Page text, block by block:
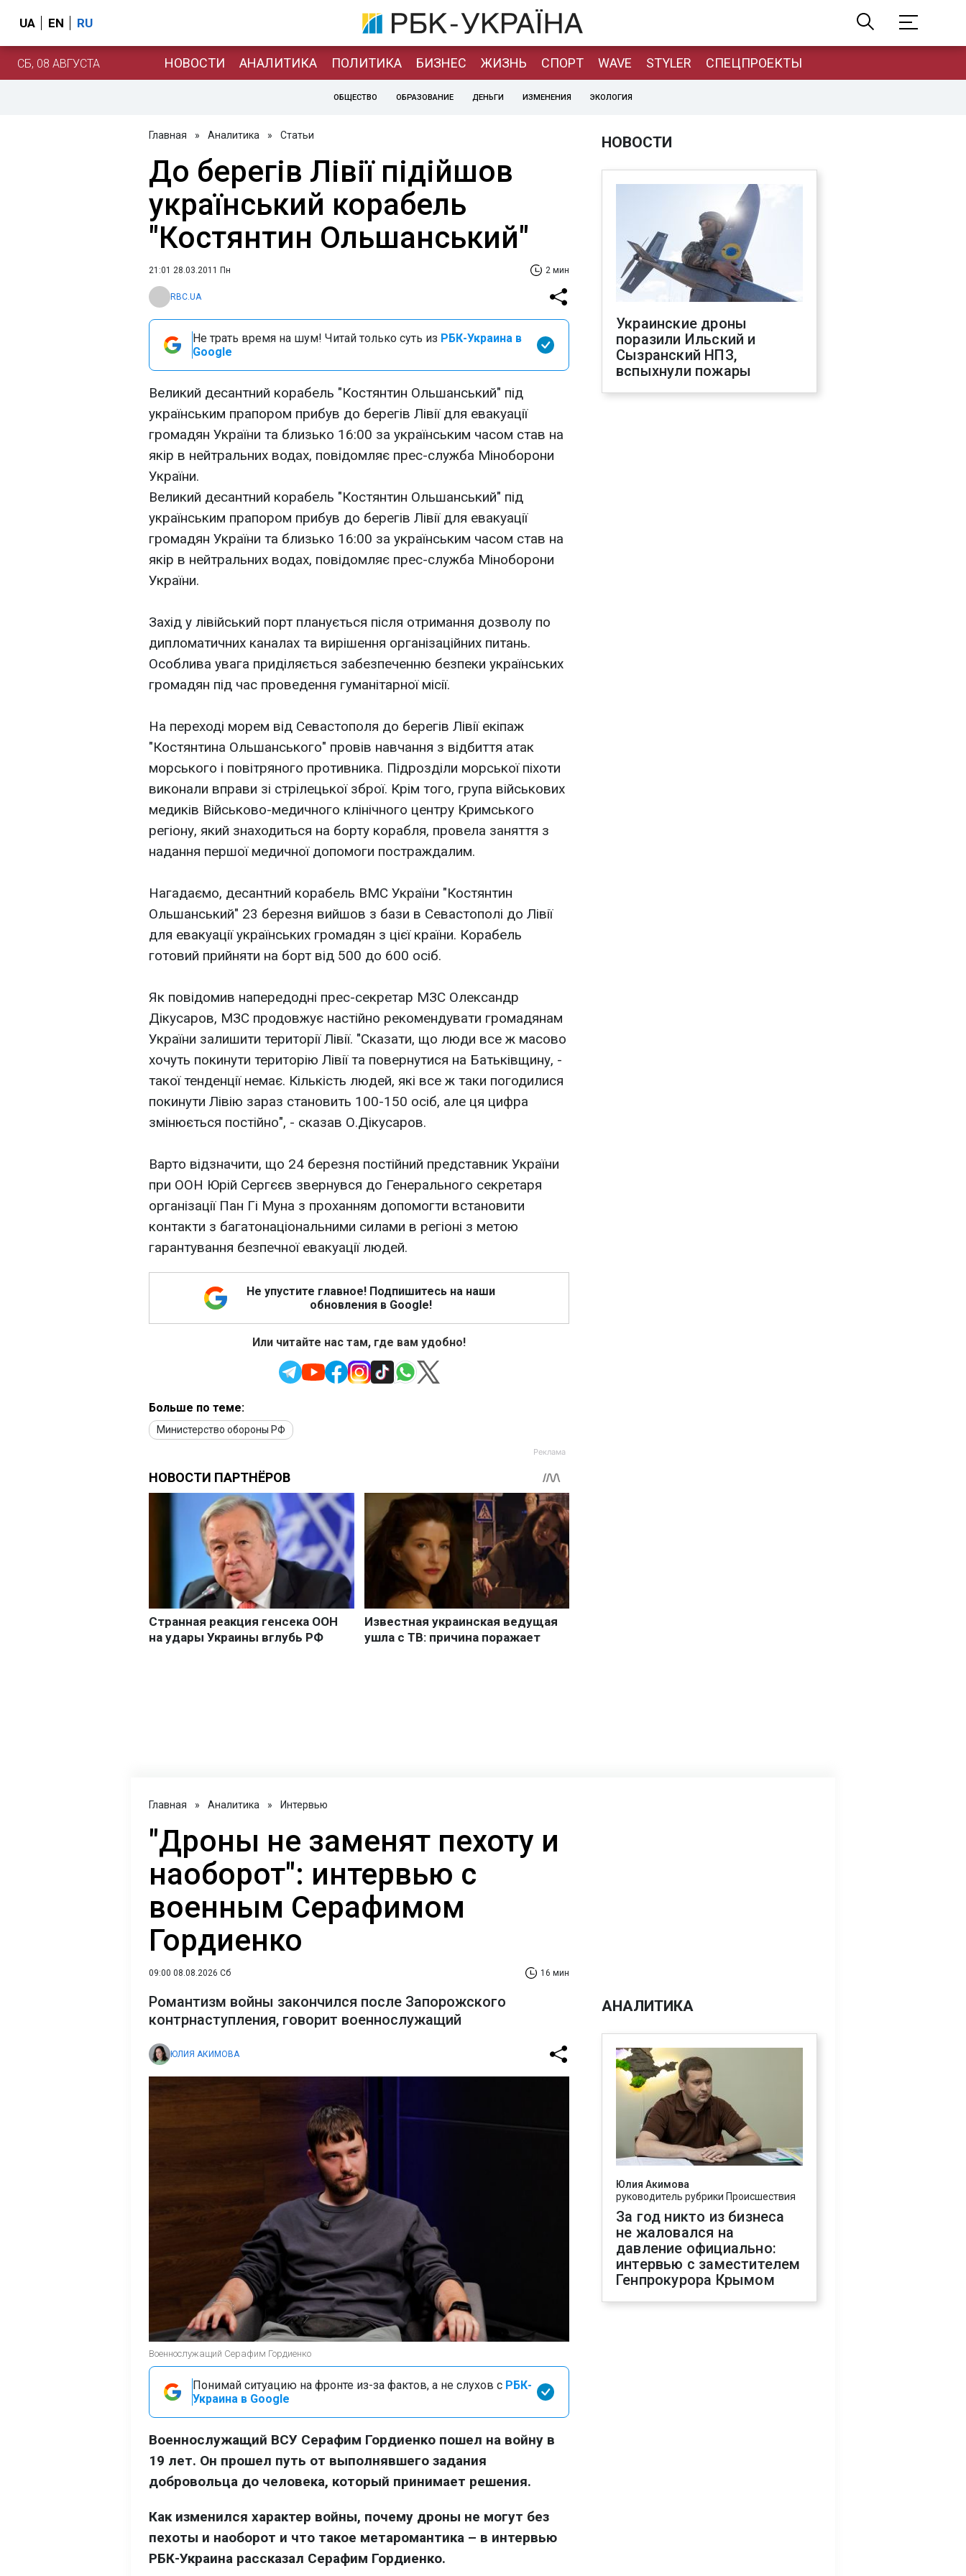
UA EN RU
СБ, 08 АВГУСТА НОВОСТИ АНАЛИТИКА ПОЛИТИКА БИЗНЕС ЖИЗНЬ СПОРТ WAVE STYLER СПЕЦПРОЕКТЫ
ОБЩЕСТВО ОБРАЗОВАНИЕ ДЕНЬГИ ИЗМЕНЕНИЯ ЭКОЛОГИЯ
Главная » Аналитика » Статьи
До берегів Лівії підійшов
український корабель
"Костянтин Ольшанський"
21:01 28.03.2011 Пн 2 мин
RBC.UA
Не трать время на шум! Читай только суть из РБК-Украина в
Google
Великий десантний корабель "Костянтин Ольшанський" під
українським прапором прибув до берегів Лівії для евакуації
громадян України та близько 16:00 за українським часом став на
якір в нейтральних водах, повідомляє прес-служба Міноборони
України.
Великий десантний корабель "Костянтин Ольшанський" під
українським прапором прибув до берегів Лівії для евакуації
громадян України та близько 16:00 за українським часом став на
якір в нейтральних водах, повідомляє прес-служба Міноборони
України.
Захід у лівійський порт планується після отримання дозволу по
дипломатичних каналах та вирішення організаційних питань.
Особлива увага приділяється забезпеченню безпеки українських
громадян під час проведення гуманітарної місії.
На переході морем від Севастополя до берегів Лівії екіпаж
"Костянтина Ольшанського" провів навчання з відбиття атак
морського і повітряного противника. Підрозділи морської піхоти
виконали вправи зі стрілецької зброї. Крім того, група військових
медиків Військово-медичного клінічного центру Кримського
регіону, який знаходиться на борту корабля, провела заняття з
надання першої медичної допомоги постраждалим.
Нагадаємо, десантний корабель ВМС України "Костянтин
Ольшанський" 23 березня вийшов з бази в Севастополі до Лівії
для евакуації українських громадян з цієї країни. Корабель
готовий прийняти на борт від 500 до 600 осіб.
Як повідомив напередодні прес-секретар МЗС Олександр
Дікусаров, МЗС продовжує настійно рекомендувати громадянам
України залишити території Лівії. "Сказати, що люди все ж масово
хочуть покинути територію Лівії та повернутися на Батьківщину, -
такої тенденції немає. Кількість людей, які все ж таки погодилися
покинути Лівію зараз становить 100-150 осіб, але ця цифра
змінюється постійно", - сказав О.Дікусаров.
Варто відзначити, що 24 березня постійний представник України
при ООН Юрій Сергєєв звернувся до Генерального секретаря
організації Пан Гі Муна з проханням допомогти встановити
контакти з багатонаціональними силами в регіоні з метою
гарантування безпечної евакуації людей.
Не упустите главное! Подпишитесь на наши
обновления в Google!
Или читайте нас там, где вам удобно!
Больше по теме:
Министерство обороны РФ
НОВОСТИ
Украинские дроны
поразили Ильский и
Сызранский НПЗ,
вспыхнули пожары
Главная » Аналитика » Интервью
"Дроны не заменят пехоту и
наоборот": интервью с
военным Серафимом
Гордиенко
09:00 08.08.2026 Сб 16 мин
Романтизм войны закончился после Запорожского
контрнаступления, говорит военнослужащий
ЮЛИЯ АКИМОВА
Военнослужащий Серафим Гордиенко
Понимай ситуацию на фронте из-за фактов, а не слухов с РБК-
Украина в Google
Военнослужащий ВСУ Серафим Гордиенко пошел на войну в
19 лет. Он прошел путь от выполнявшего задания
добровольца до человека, который принимает решения.
Как изменился характер войны, почему дроны не могут без
пехоты и наоборот и что такое метаромантика – в интервью
РБК-Украина рассказал Серафим Гордиенко.
АНАЛИТИКА
Юлия Акимова
руководитель рубрики Происшествия
За год никто из бизнеса
не жаловался на
давление официально:
интервью с заместителем
Генпрокурора Крымом